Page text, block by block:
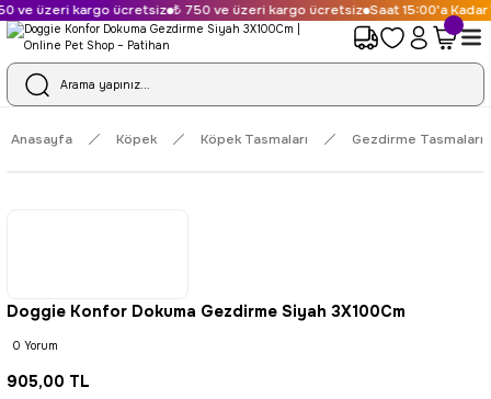
ve üzeri kargo ücretsiz ₺ 750 ve üzeri kargo ücretsiz Saat 15:00'a Kadar
Anasayfa Köpek Köpek Tasmaları Gezdirme Tasmaları
Doggie Konfor Dokuma Gezdirme Siyah 3X100Cm
0 Yorum
905,00 TL